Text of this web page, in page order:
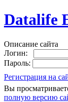
Datalife
Описание сайта
Логин:
Пароль:
Регистрация на
Вы
полную версию